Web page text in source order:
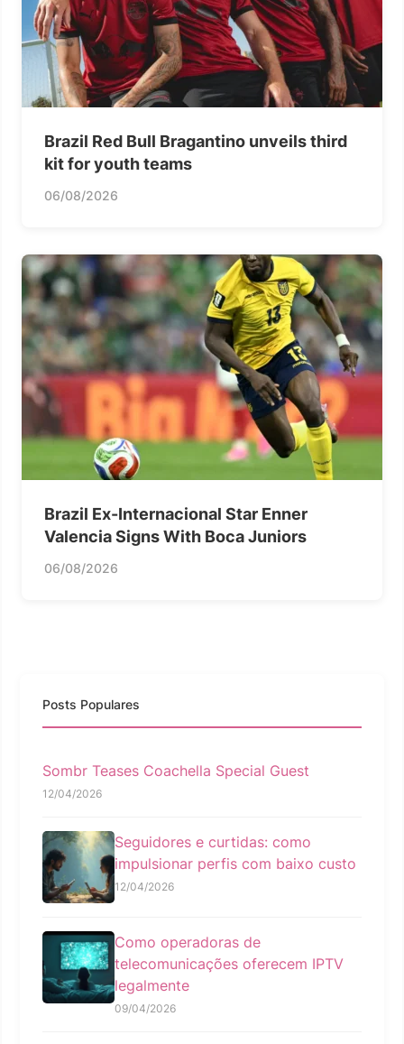
Brazil Red Bull Bragantino unveils third
kit for youth teams
06/08/2026
Brazil Ex-Internacional Star Enner
Valencia Signs With Boca Juniors
06/08/2026
Posts Populares
Sombr Teases Coachella Special Guest
12/04/2026
Seguidores e curtidas: como
impulsionar perfis com baixo custo
12/04/2026
Como operadoras de
telecomunicações oferecem IPTV
legalmente
09/04/2026